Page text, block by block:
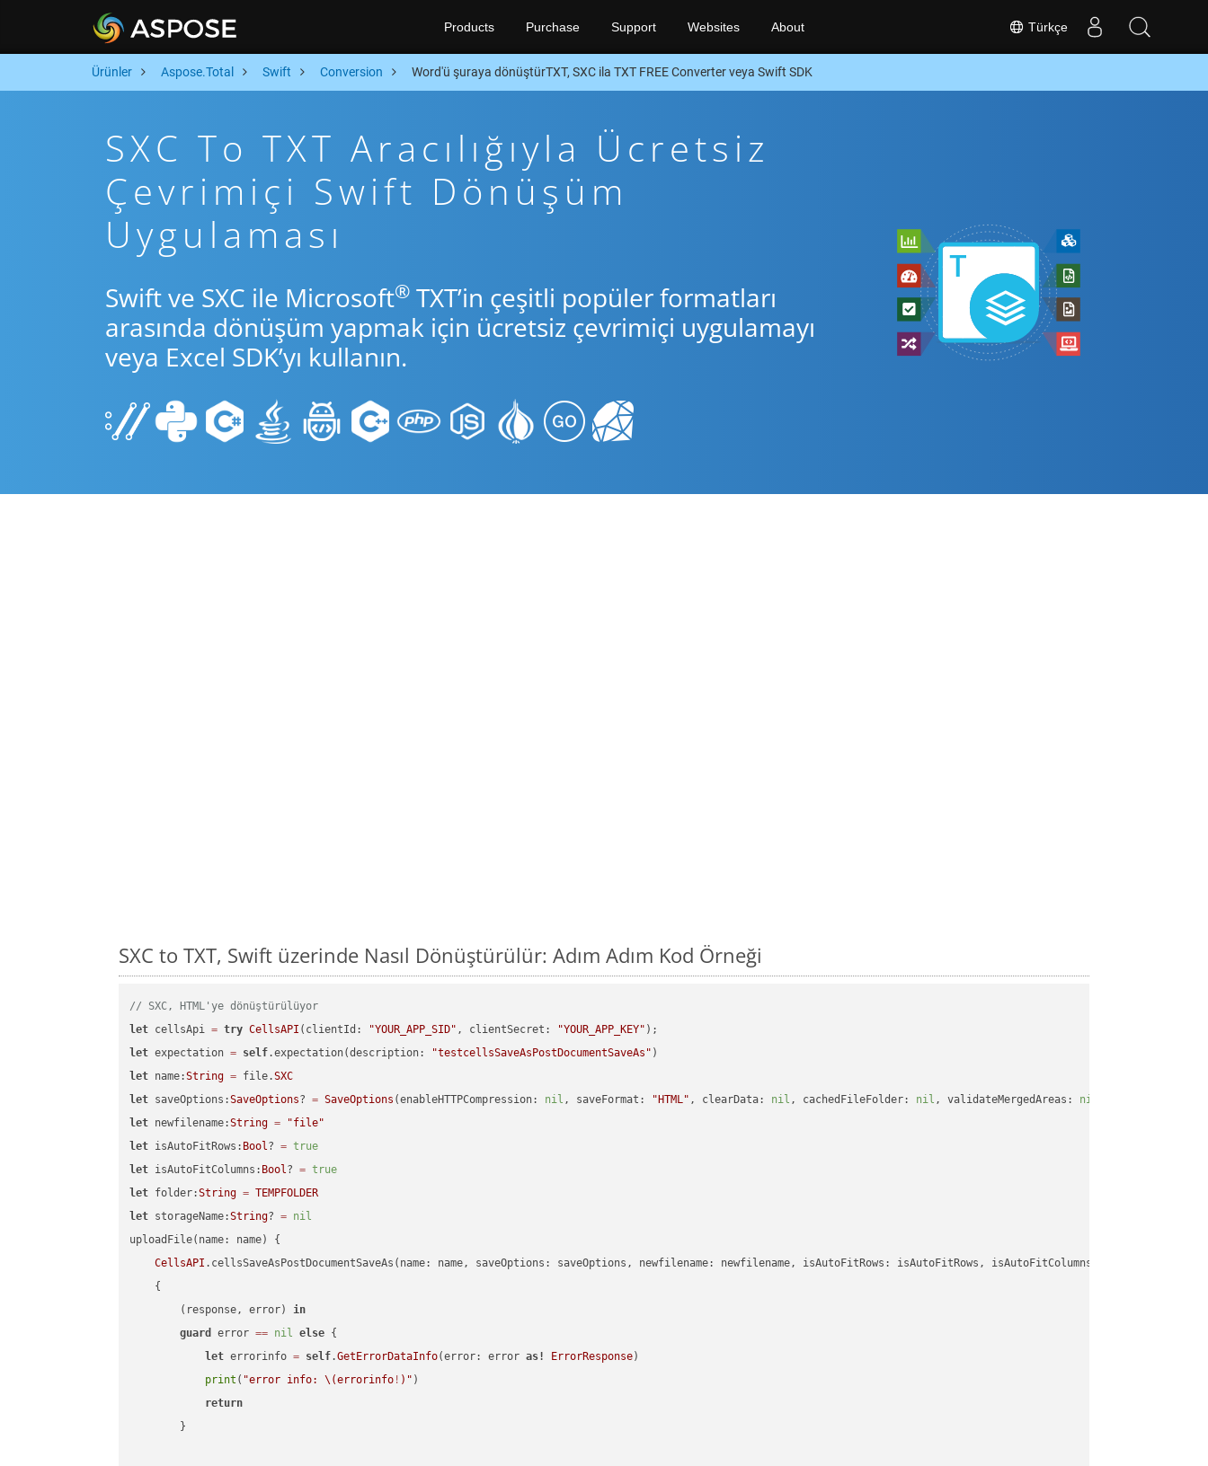
Türkçe
Products Purchase Support Websites About
Ürünler Aspose.Total Swift Conversion Word'ü şuraya dönüştürTXT, SXC ila TXT FREE Converter veya Swift SDK
SXC To TXT Aracılığıyla Ücretsiz
Çevrimiçi Swift Dönüşüm
Uygulaması
Swift ve SXC ile Microsoft® TXT’in çeşitli popüler formatları
arasında dönüşüm yapmak için ücretsiz çevrimiçi uygulamayı
veya Excel SDK’yı kullanın.
SXC to TXT, Swift üzerinde Nasıl Dönüştürülür: Adım Adım Kod Örneği
// SXC, HTML'ye dönüştürülüyor
let cellsApi = try CellsAPI (clientId: "YOUR_APP_SID" , clientSecret: "YOUR_APP_KEY"
let expectation = self.expectation(description: "testcellsSaveAsPostDocumentSaveAs"
let name:String = file.SXC
let saveOptions:SaveOptions? = SaveOptions (enableHTTPCompression: nil , saveFormat: "HTML" , clearData: nil , cachedFileFolder: nil , validateMergedAreas: nil
let newfilename:String =
"file"
let isAutoFitRows: Bool? = true
let isAutoFitColumns: Bool? = true
let folder:String = TEMPFOLDER
let storageName:String? = nil
uploadFile(name: name) {
CellsAPI .cellsSaveAsPostDocumentSaveAs(name: name, saveOptions: saveOptions, newfilename: newfilename, isAutoFitRows: isAutoFitRows, isAutoFitColumns:
    {
        (response, error)
in
guard
error == nil else {
let errorinfo = self.GetErrorDataInfo(error: error as! ErrorResponse)
print ( "error info: \(errorinfo ! ) " )
return
        }